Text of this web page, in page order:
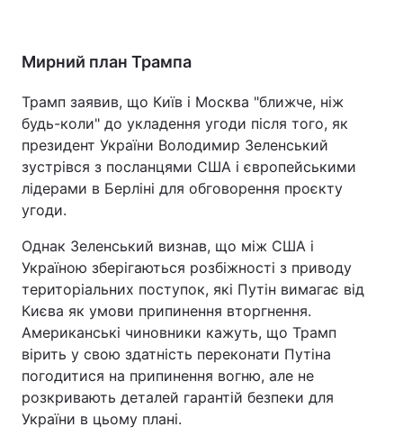
Мирний план Трампа
Трамп заявив, що Київ і Москва "ближче, ніж
будь-коли" до укладення угоди після того, як
президент України Володимир Зеленський
зустрівся з посланцями США і європейськими
лідерами в Берліні для обговорення проєкту
угоди.
Однак Зеленський визнав, що між США і
Україною зберігаються розбіжності з приводу
територіальних поступок, які Путін вимагає від
Києва як умови припинення вторгнення.
Американські чиновники кажуть, що Трамп
вірить у свою здатність переконати Путіна
погодитися на припинення вогню, але не
розкривають деталей гарантій безпеки для
України в цьому плані.